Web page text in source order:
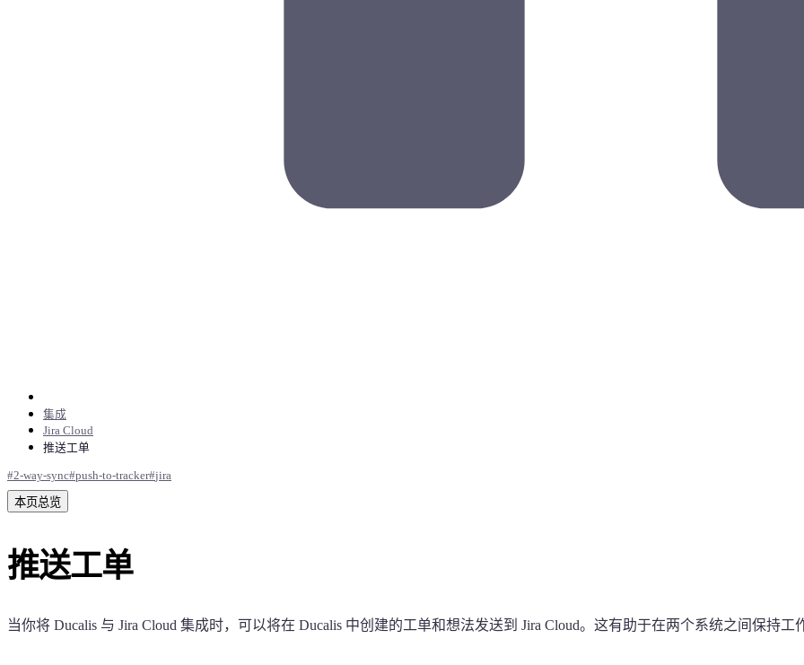
集成
Jira Cloud
推送工单
#2-way-sync#push-to-tracker#jira
本页总览
推送工单
当你将 Ducalis 与 Jira Cloud 集成时，可以将在 Ducalis 中创建的工单和想法发送到 Jira Cloud。这有助于在两个系统之间保持工